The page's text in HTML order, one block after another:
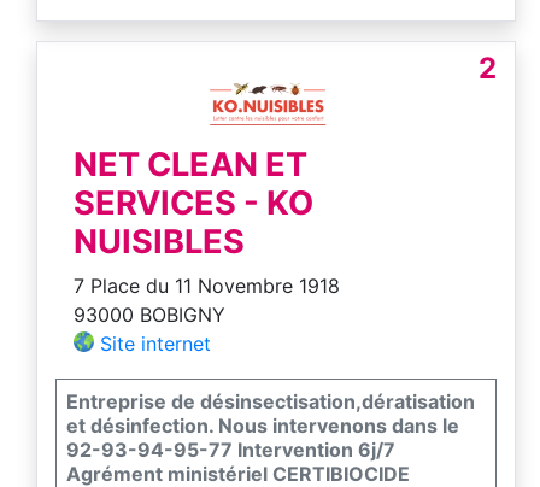
2
NET CLEAN ET
SERVICES - KO
NUISIBLES
7 Place du 11 Novembre 1918
93000 BOBIGNY
Site internet
Entreprise de désinsectisation,dératisation
et désinfection. Nous intervenons dans le
92-93-94-95-77 Intervention 6j/7
Agrément ministériel CERTIBIOCIDE